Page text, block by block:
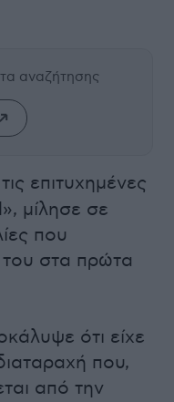
αναζήτησης
επιτυχημένες
μίλησε σε
που
του στα πρώτα
ότι είχε
που,
από την